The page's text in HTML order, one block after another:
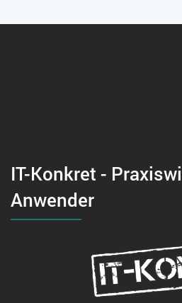
IT-Konkret -
Anwender